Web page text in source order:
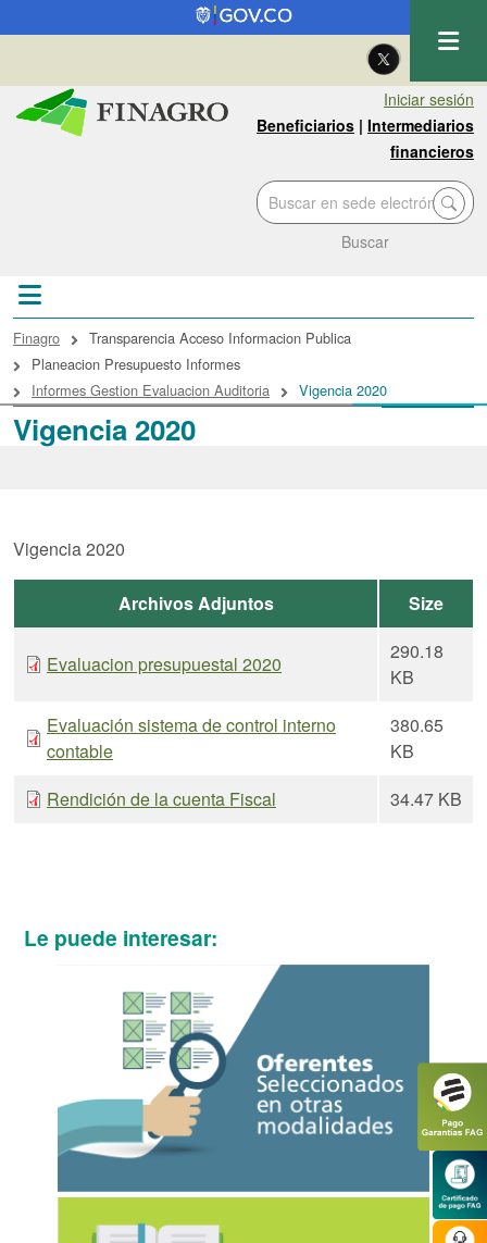
Pasar al contenido principal
| Eng
Iniciar sesión
Beneficiarios | Intermediarios
financieros
Buscar
Vigencia 2020
enlaces de ayuda a la
Finagro
Transparencia Acceso Informacion Publica
Planeacion Presupuesto Informes
Informes Gestion Evaluacion Auditoria
Vigencia 2020
Vigencia 2020
Archivos Adjuntos Size
Evaluacion presupuestal 2020
290.18
KB
Evaluación sistema de control interno
contable
380.65
KB
Rendición de la cuenta Fiscal
34.47 KB
Le puede interesar: